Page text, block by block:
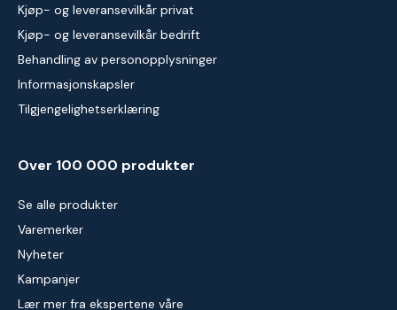
Kjøp- og leveransevilkår privat
Kjøp- og leveransevilkår bedrift
Behandling av personopplysninger
Informasjonskapsler
Tilgjengelighetserklæring
Over 100 000 produkter
Se alle produkter
Varemerker
Nyheter
Kampanjer
Lær mer fra ekspertene våre